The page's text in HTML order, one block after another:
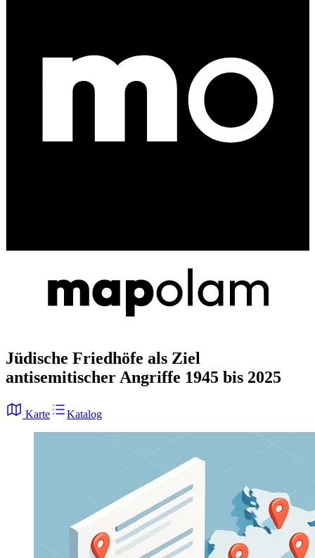
Jüdische Friedhöfe als Ziel
antisemitischer Angriffe 1945 bis 2025
Karte Katalog